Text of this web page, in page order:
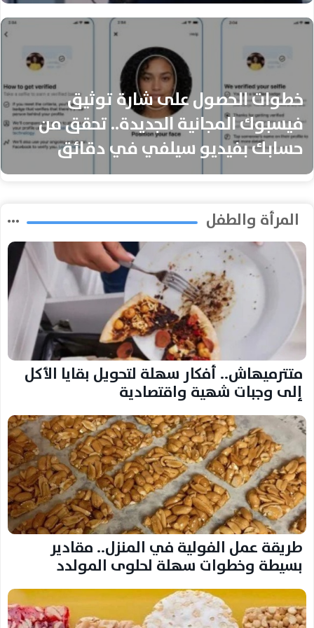
خطوات الحصول على شارة توثيق
فيسبوك المجانية الجديدة.. تحقق من
حسابك بفيديو سيلفي في دقائق
المرأة والطفل
متترميهاش.. أفكار سهلة لتحويل بقايا الأكل
إلى وجبات شهية واقتصادية
طريقة عمل الفولية في المنزل.. مقادير
بسيطة وخطوات سهلة لحلوى المولدد